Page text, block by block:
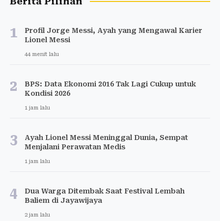
1
Profil Jorge Messi, Ayah yang Mengawal Karier
Lionel Messi
44 menit lalu
2
BPS: Data Ekonomi 2016 Tak Lagi Cukup untuk
Kondisi 2026
1 jam lalu
3
Ayah Lionel Messi Meninggal Dunia, Sempat
Menjalani Perawatan Medis
1 jam lalu
4
Dua Warga Ditembak Saat Festival Lembah
Baliem di Jayawijaya
2 jam lalu